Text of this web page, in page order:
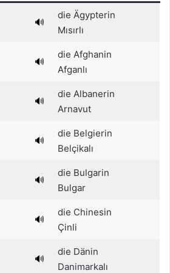
🔊
die Ägypterin
Mısırlı
🔊
die Afghanin
Afganlı
🔊
die Albanerin
Arnavut
🔊
die Belgierin
Belçikalı
🔊
die Bulgarin
Bulgar
🔊
die Chinesin
Çinli
🔊
die Dänin
Danimarkalı